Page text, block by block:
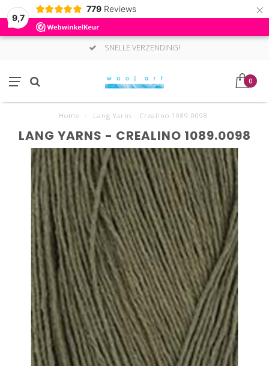
9,7
779 Reviews ×
SNELLE VERZENDING!
0
Home Lang Yarns - Crealino 1089.0098
LANG YARNS - CREALINO 1089.0098